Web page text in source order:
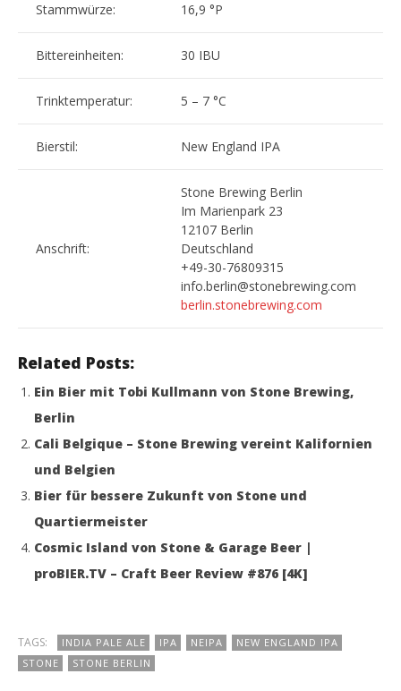
Stammwürze: 16,9 °P
Bittereinheiten: 30 IBU
Trinktemperatur: 5 – 7 °C
Bierstil: New England IPA
Anschrift:
Stone Brewing Berlin
Im Marienpark 23
12107 Berlin
Deutschland
+49-30-76809315
info.berlin@stonebrewing.com
berlin.stonebrewing.com
Related Posts:
Ein Bier mit Tobi Kullmann von Stone Brewing,
Berlin
Cali Belgique – Stone Brewing vereint Kalifornien
und Belgien
Bier für bessere Zukunft von Stone und
Quartiermeister
Cosmic Island von Stone & Garage Beer |
proBIER.TV – Craft Beer Review #876 [4K]
TAGS: INDIA PALE ALE IPA NEIPA
NEW ENGLAND IPA
STONE
STONE BERLIN